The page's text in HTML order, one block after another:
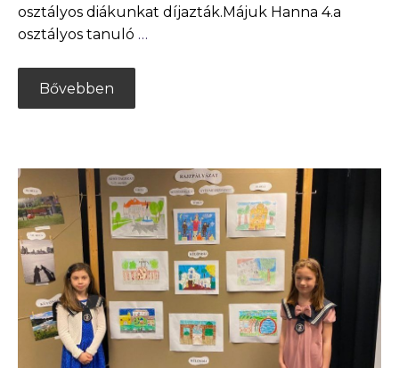
osztályos diákunkat díjazták.Májuk Hanna 4.a
osztályos tanuló …
Bővebben